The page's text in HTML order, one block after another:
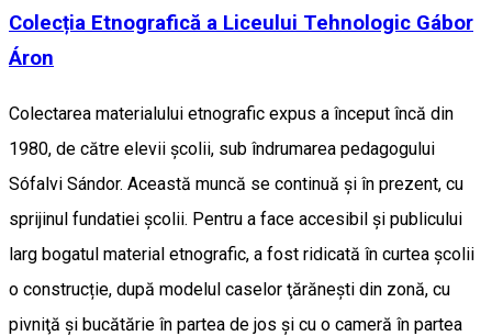
Colecția Etnografică a Liceului Tehnologic Gábor
Áron
Colectarea materialului etnografic expus a început încă din
1980, de către elevii şcolii, sub îndrumarea pedagogului
Sófalvi Sándor. Această muncă se continuă şi în prezent, cu
sprijinul fundatiei şcolii. Pentru a face accesibil şi publicului
larg bogatul material etnografic, a fost ridicată în curtea şcolii
o construcție, după modelul caselor ţărăneşti din zonă, cu
pivniţă şi bucătărie în partea de jos și cu o cameră în partea